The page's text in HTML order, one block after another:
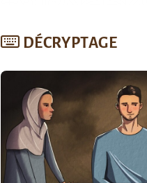
DÉCRYPTAGE